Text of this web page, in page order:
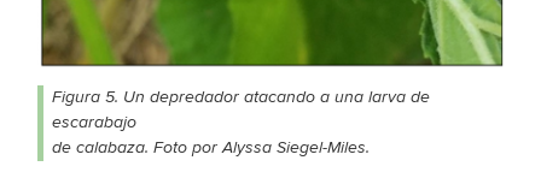
Figura 5. Un depredador atacando a una larva de
escarabajo
de calabaza. Foto por Alyssa Siegel-Miles.